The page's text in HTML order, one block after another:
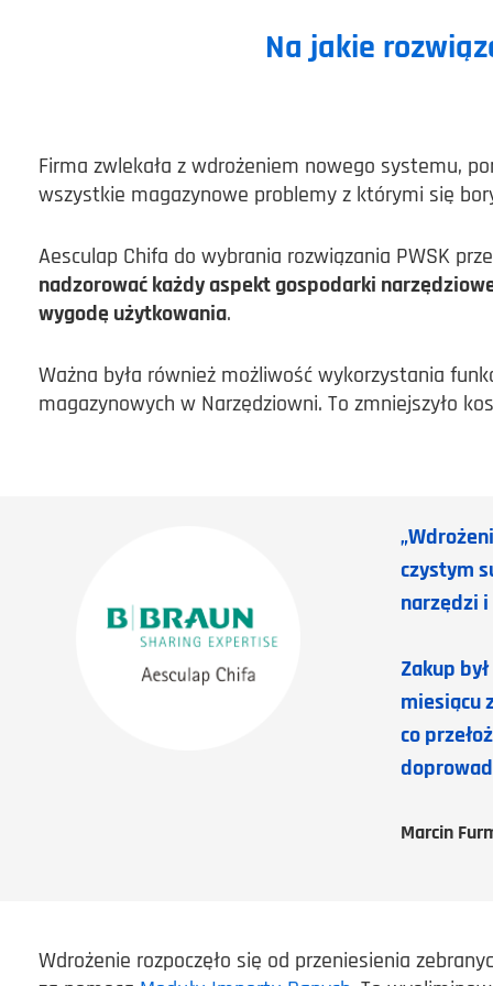
Na jakie
Firma zwlekała z wdrożeniem nowego systemu,
wszystkie magazynowe problemy z którymi się
Aesculap Chifa do wybrania rozwiązania PWSK
nadzorować każdy aspekt gospodarki
wygodę użytkowania.
Ważna była również możliwość wykorzystania
magazynowych w Narzędziowni. To zmniejszyło
„
czystym
narzędzi
Zakup
miesiącu
co
Marcin
Wdrożenie rozpoczęło się od przeniesienia